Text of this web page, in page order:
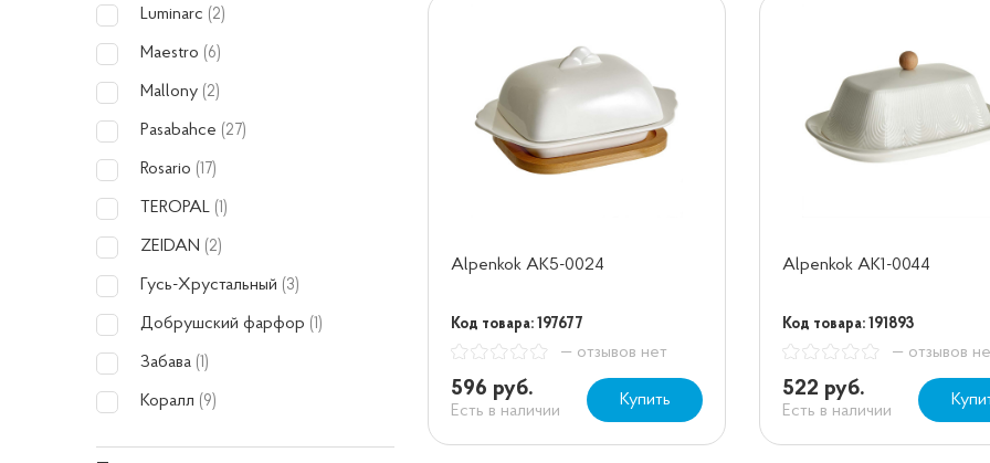
Luminarc (2)
Maestro (6)
Mallony (2)
Pasabahce (27)
Rosario (17)
TEROPAL (1)
ZEIDAN (2)
Гусь-Хрустальный (3)
Добрушский фарфор (1)
Забава (1)
Коралл (9)
Alpenkok AK5-0024
Код товара: 197677
— отзывов нет
596 руб.
Есть в наличии
Купить
Alpenkok AK1-0044
Код товара: 191893
— отзывов
522 руб.
Есть в наличии